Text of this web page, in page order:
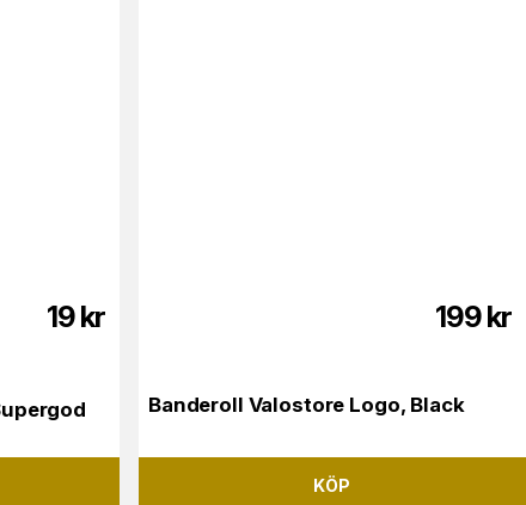
19kr 199kr
Banderoll Valostore Logo, Black
KÖP